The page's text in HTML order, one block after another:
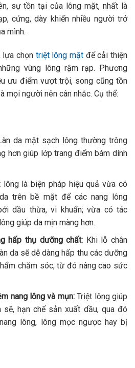
sự tồn tại của lông mặt, nhất là
cứng, dày khiến nhiều người trở
mình.
lựa chọn triệt lông mặt để cải thiện
vùng lông rậm rạp. Phương
ưu điểm vượt trội, song cũng tồn
mọi người nên cân nhắc. Cụ thể:
da mặt sạch lông thường trông
hơn giúp lớp trang điểm bám dính
lông là biện pháp hiệu quả vừa có
trên bề mặt để các nang lông
dầu thừa, vi khuẩn; vừa có tác
giúp da mịn màng hơn.
hấp thụ dưỡng chất: Khi lỗ chân
da sẽ dễ dàng hấp thu các dưỡng
chăm sóc, từ đó nâng cao sức
nang lông và mụn:Triệt lông giúp
hạn chế sản xuất dầu, qua đó
lông, lông mọc ngược hay bị